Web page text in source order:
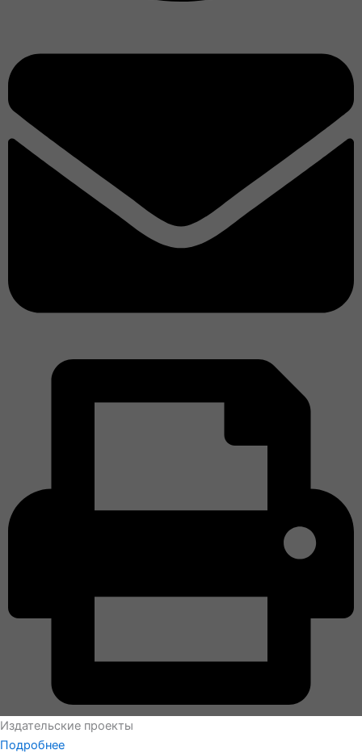
Издательские проекты
Подробнее